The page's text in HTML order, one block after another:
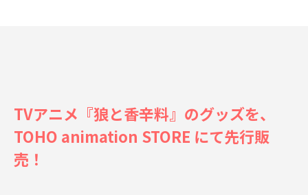
TVアニメ『狼と香辛料』のグッズを、
TOHO animation STORE にて先行販
売！